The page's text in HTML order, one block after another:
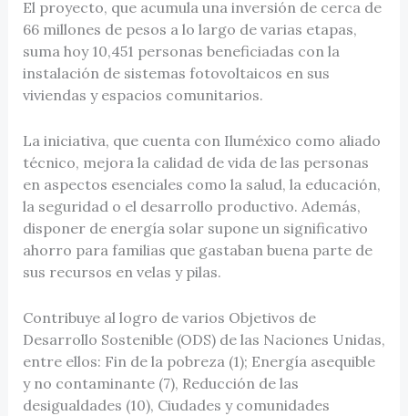
El proyecto, que acumula una inversión de cerca de
66 millones de pesos a lo largo de varias etapas,
suma hoy 10,451 personas beneficiadas con la
instalación de sistemas fotovoltaicos en sus
viviendas y espacios comunitarios.
La iniciativa, que cuenta con Iluméxico como aliado
técnico, mejora la calidad de vida de las personas
en aspectos esenciales como la salud, la educación,
la seguridad o el desarrollo productivo. Además,
disponer de energía solar supone un significativo
ahorro para familias que gastaban buena parte de
sus recursos en velas y pilas.
Contribuye al logro de varios Objetivos de
Desarrollo Sostenible (ODS) de las Naciones Unidas,
entre ellos: Fin de la pobreza (1); Energía asequible
y no contaminante (7), Reducción de las
desigualdades (10), Ciudades y comunidades